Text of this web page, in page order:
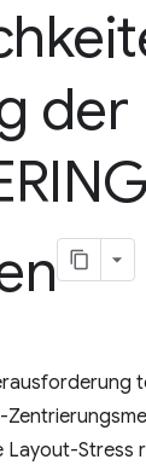
der
Layout-Stress